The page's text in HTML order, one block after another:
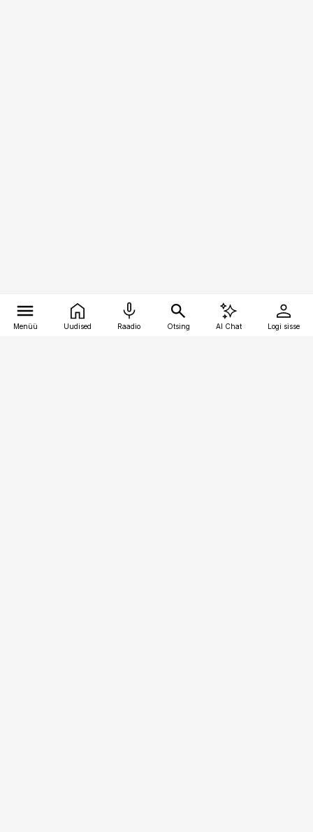
Menüü Uudised Raadio Otsing AI Chat Logi sisse